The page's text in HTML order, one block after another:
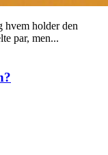
hvem holder den
par, men...